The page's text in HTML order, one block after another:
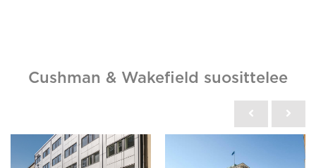
Cushman & Wakefield suosittelee